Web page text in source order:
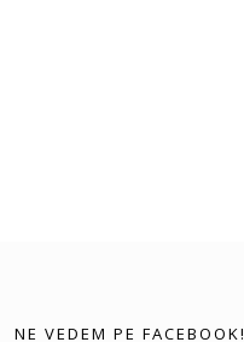
NE VEDEM PE FACEBOOK!